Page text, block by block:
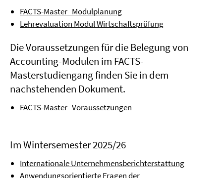
FACTS-Master_Modulplanung
Lehrevaluation Modul Wirtschaftsprüfung
Die Voraussetzungen für die Belegung von
Accounting-Modulen im FACTS-
Masterstudiengang finden Sie in dem
nachstehenden Dokument.
FACTS-Master_Voraussetzungen
Im Wintersemester 2025/26
Internationale Unternehmensberichterstattung
Anwendungsorientierte Fragen der